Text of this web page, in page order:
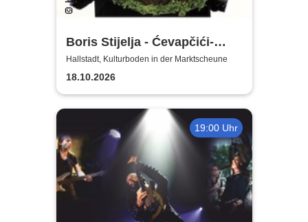
Boris Stijelja - Ćevapčići-
Therapie … für Liebe, Leib
und Leben
Hallstadt, Kulturboden in der Marktscheune
18.10.2026
19:00 Uhr